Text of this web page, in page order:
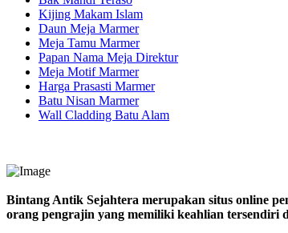
Kijing Makam Islam
Daun Meja Marmer
Meja Tamu Marmer
Papan Nama Meja Direktur
Meja Motif Marmer
Harga Prasasti Marmer
Batu Nisan Marmer
Wall Cladding Batu Alam
Bintang Antik Sejahtera merupakan situs online
orang pengrajin yang memiliki keahlian tersendiri